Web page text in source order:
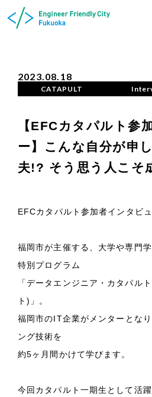
2023.08.18
CATAPULT
【EFCカタパルト参
ー】こんな自分が申
夫!? そう思う人こそ
EFCカタパルト参加者インタビ
福岡市が主催する、大学や専門
特別プログラム
「データエンジニア・カタパル
ト)」。
福岡市のIT企業がメンターとな
ング技術を
約5ヶ月間かけて学びます。
今回カタパルト一期生として活